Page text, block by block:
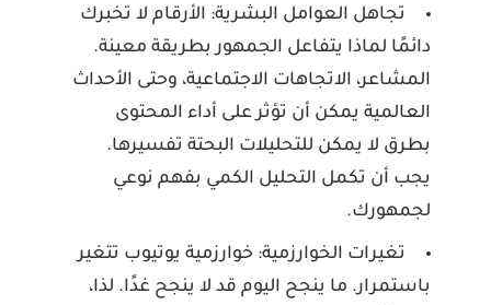
تجاهل العوامل البشرية: الأرقام لا تخبرك
دائمًا لماذا يتفاعل الجمهور بطريقة معينة.
المشاعر، الاتجاهات الاجتماعية، وحتى الأحداث
العالمية يمكن أن تؤثر على أداء المحتوى
بطرق لا يمكن للتحليلات البحتة تفسيرها.
يجب أن تكمل التحليل الكمي بفهم نوعي
لجمهورك.
تغيرات الخوارزمية: خوارزمية يوتيوب تتغير
باستمرار. ما ينجح اليوم قد لا ينجح غدًا. لذا،